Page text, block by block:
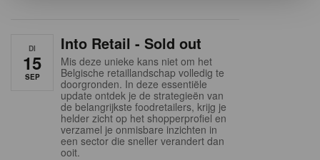
DI
15
SEP
Into Retail - Sold out
Mis deze unieke kans niet om het
Belgische retaillandschap volledig te
doorgronden. In deze essentiële
update ontdek je de strategieën van
de belangrijkste foodretailers, krijg je
helder zicht op het shopperprofiel en
verzamel je onmisbare inzichten in
een sector die sneller verandert dan
ooit.